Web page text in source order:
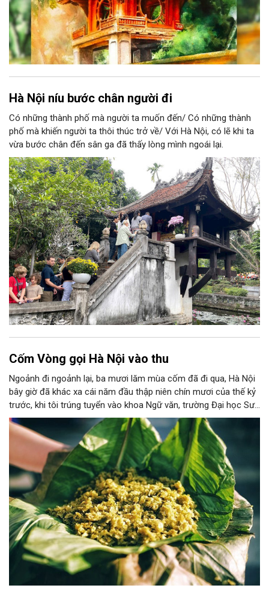
Hà Nội níu bước chân người đi
Có những thành phố mà người ta muốn đến/ Có những thành
phố mà khiến người ta thôi thúc trở về/ Với Hà Nội, có lẽ khi ta
vừa bước chân đến sân ga đã thấy lòng mình ngoái lại.
Cốm Vòng gọi Hà Nội vào thu
Ngoảnh đi ngoảnh lại, ba mươi lăm mùa cốm đã đi qua, Hà Nội
bây giờ đã khác xa cái năm đầu thập niên chín mươi của thế kỷ
trước, khi tôi trúng tuyển vào khoa Ngữ văn, trường Đại học Sư
phạm Hà Nội I, nằm trên đường Xuân Thuỷ. Hồi đó, tôi vẫn nhớ
như in, Hà Nội của những năm tháng sinh viên đầu đời còn khá
bình dị. Ngày ấy, giao thông ở nơi này còn phổ biến với những
chuyến xe lam ba bánh chòng chành chở khách. Và, ngày ấy,
quanh trường tôi chủ yếu vẫn là những làng quê yên ả.